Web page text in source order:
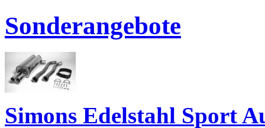
Sonderangebote
Simons Edelstahl Sport